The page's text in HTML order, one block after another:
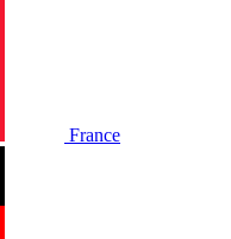
France